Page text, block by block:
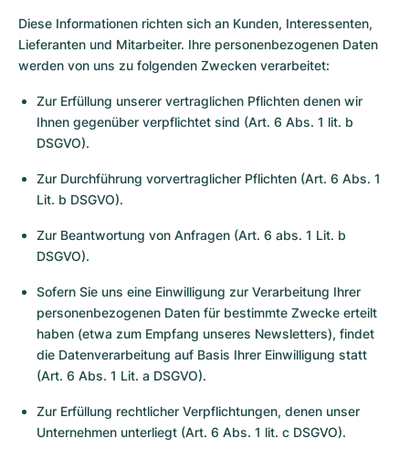
Diese Informationen richten sich an Kunden, Interessenten,
Lieferanten und Mitarbeiter. Ihre personenbezogenen Daten
werden von uns zu folgenden Zwecken verarbeitet:
Zur Erfüllung unserer vertraglichen Pflichten denen wir
Ihnen gegenüber verpflichtet sind (Art. 6 Abs. 1 lit. b
DSGVO).
Zur Durchführung vorvertraglicher Pflichten (Art. 6 Abs. 1
Lit. b DSGVO).
Zur Beantwortung von Anfragen (Art. 6 abs. 1 Lit. b
DSGVO).
Sofern Sie uns eine Einwilligung zur Verarbeitung Ihrer
personenbezogenen Daten für bestimmte Zwecke erteilt
haben (etwa zum Empfang unseres Newsletters), findet
die Datenverarbeitung auf Basis Ihrer Einwilligung statt
(Art. 6 Abs. 1 Lit. a DSGVO).
Zur Erfüllung rechtlicher Verpflichtungen, denen unser
Unternehmen unterliegt (Art. 6 Abs. 1 lit. c DSGVO).